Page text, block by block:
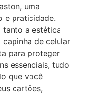
uma
e praticidade.
tanto a estética
de celular
para proteger
essenciais, tudo
que você
cartões,